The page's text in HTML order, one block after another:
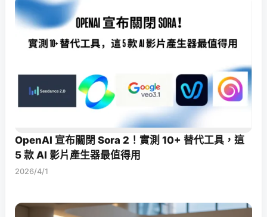
OpenAI 宣布關閉 Sora 2！實測 10+ 替代工具，這
5 款 AI 影片產生器最值得用
2026/4/1